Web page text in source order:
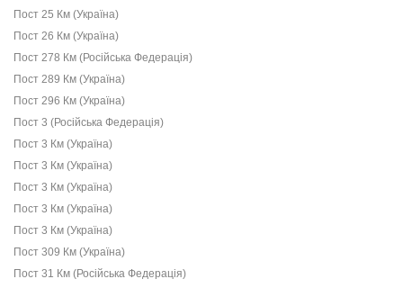
Пост 25 Км (Україна)
Пост 26 Км (Україна)
Пост 278 Км (Російська Федерація)
Пост 289 Км (Україна)
Пост 296 Км (Україна)
Пост 3 (Російська Федерація)
Пост 3 Км (Україна)
Пост 3 Км (Україна)
Пост 3 Км (Україна)
Пост 3 Км (Україна)
Пост 3 Км (Україна)
Пост 309 Км (Україна)
Пост 31 Км (Російська Федерація)